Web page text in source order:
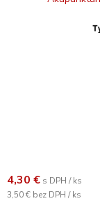
4,30 € s DPH / ks
3,50 € bez DPH / ks